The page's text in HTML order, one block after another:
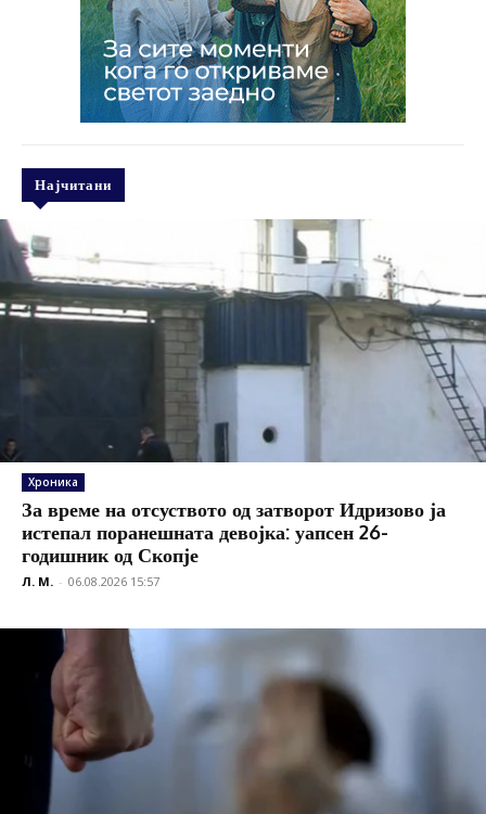
Најчитани
Хроника
За време на отсуството од затворот Идризово ја
истепал поранешната девојка: уапсен 26-
годишник од Скопје
Л. М. - 06.08.2026 15:57